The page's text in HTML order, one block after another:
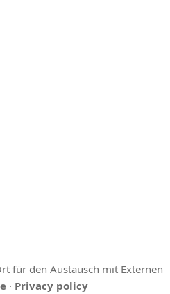
für den Austausch mit Externen
· Privacy policy